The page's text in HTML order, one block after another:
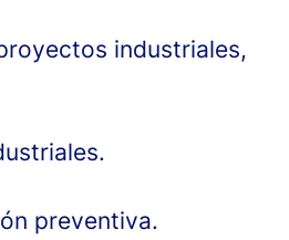
industriales,
preventiva.